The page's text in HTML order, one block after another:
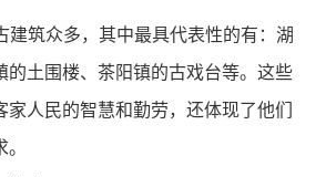
建筑众多，其中最具代表性的有：湖
的土围楼、茶阳镇的古戏台等。这些
人民的智慧和勤劳，还体现了他们